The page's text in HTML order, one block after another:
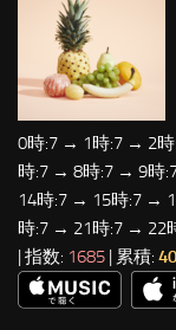
0時:7 → 1時:7 → 2
時:7 → 8時:7 → 9時
14時:7 → 15時:7 →
時:7 → 21時:7 → 22
| 指数: 1685 | 累積: